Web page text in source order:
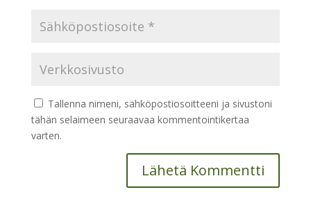
Tallenna nimeni, sähköpostiosoitteeni ja sivustoni
tähän selaimeen seuraavaa kommentointikertaa
varten.